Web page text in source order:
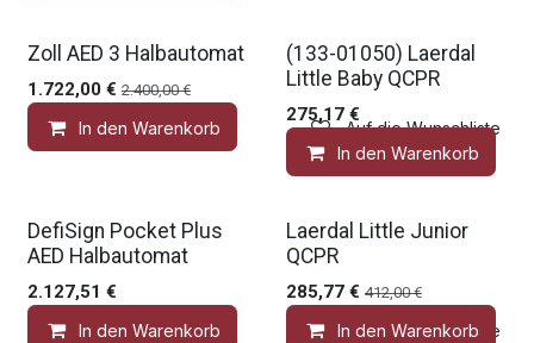
Medic Deal
Zoll AED 3 Halbautomat
1.722,00 € 2.400,00€
In den Warenkorb Auf die Wunschliste
Gratis Zubehör
(133-01050) Laerdal
Little Baby QCPR
275,17€
In den Warenkorb
Gratis Zubehör
DefiSign Pocket Plus
AED Halbautomat
2.127,51 €
In den Warenkorb Auf die Wunschliste
Gratis Zubehör
Laerdal Little Junior
QCPR
285,77€ 412,00€
In den Warenkorb